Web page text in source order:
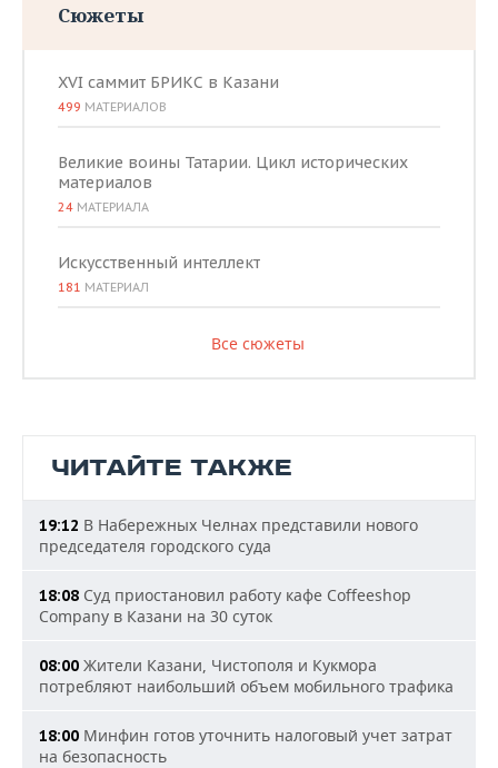
Сюжеты
XVI саммит БРИКС в Казани
499 МАТЕРИАЛОВ
Великие воины Татарии. Цикл исторических
материалов
24 МАТЕРИАЛА
Искусственный интеллект
181 МАТЕРИАЛ
Все сюжеты
ЧИТАЙТЕ ТАКЖЕ
19:12 В Набережных Челнах представили нового
председателя городского суда
18:08 Суд приостановил работу кафе Coffeeshop
Company в Казани на 30 суток
08:00 Жители Казани, Чистополя и Кукмора
потребляют наибольший объем мобильного трафика
18:00 Минфин готов уточнить налоговый учет затрат
на безопасность